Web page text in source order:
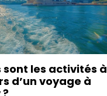
sont les activités à
d’un voyage à